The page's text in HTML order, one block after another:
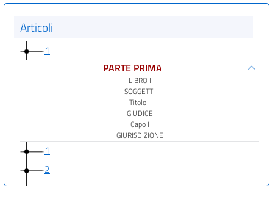
Articoli
1
PARTE PRIMA
LIBRO I
SOGGETTI
Titolo I
GIUDICE
Capo I
GIURISDIZIONE
1
2
3